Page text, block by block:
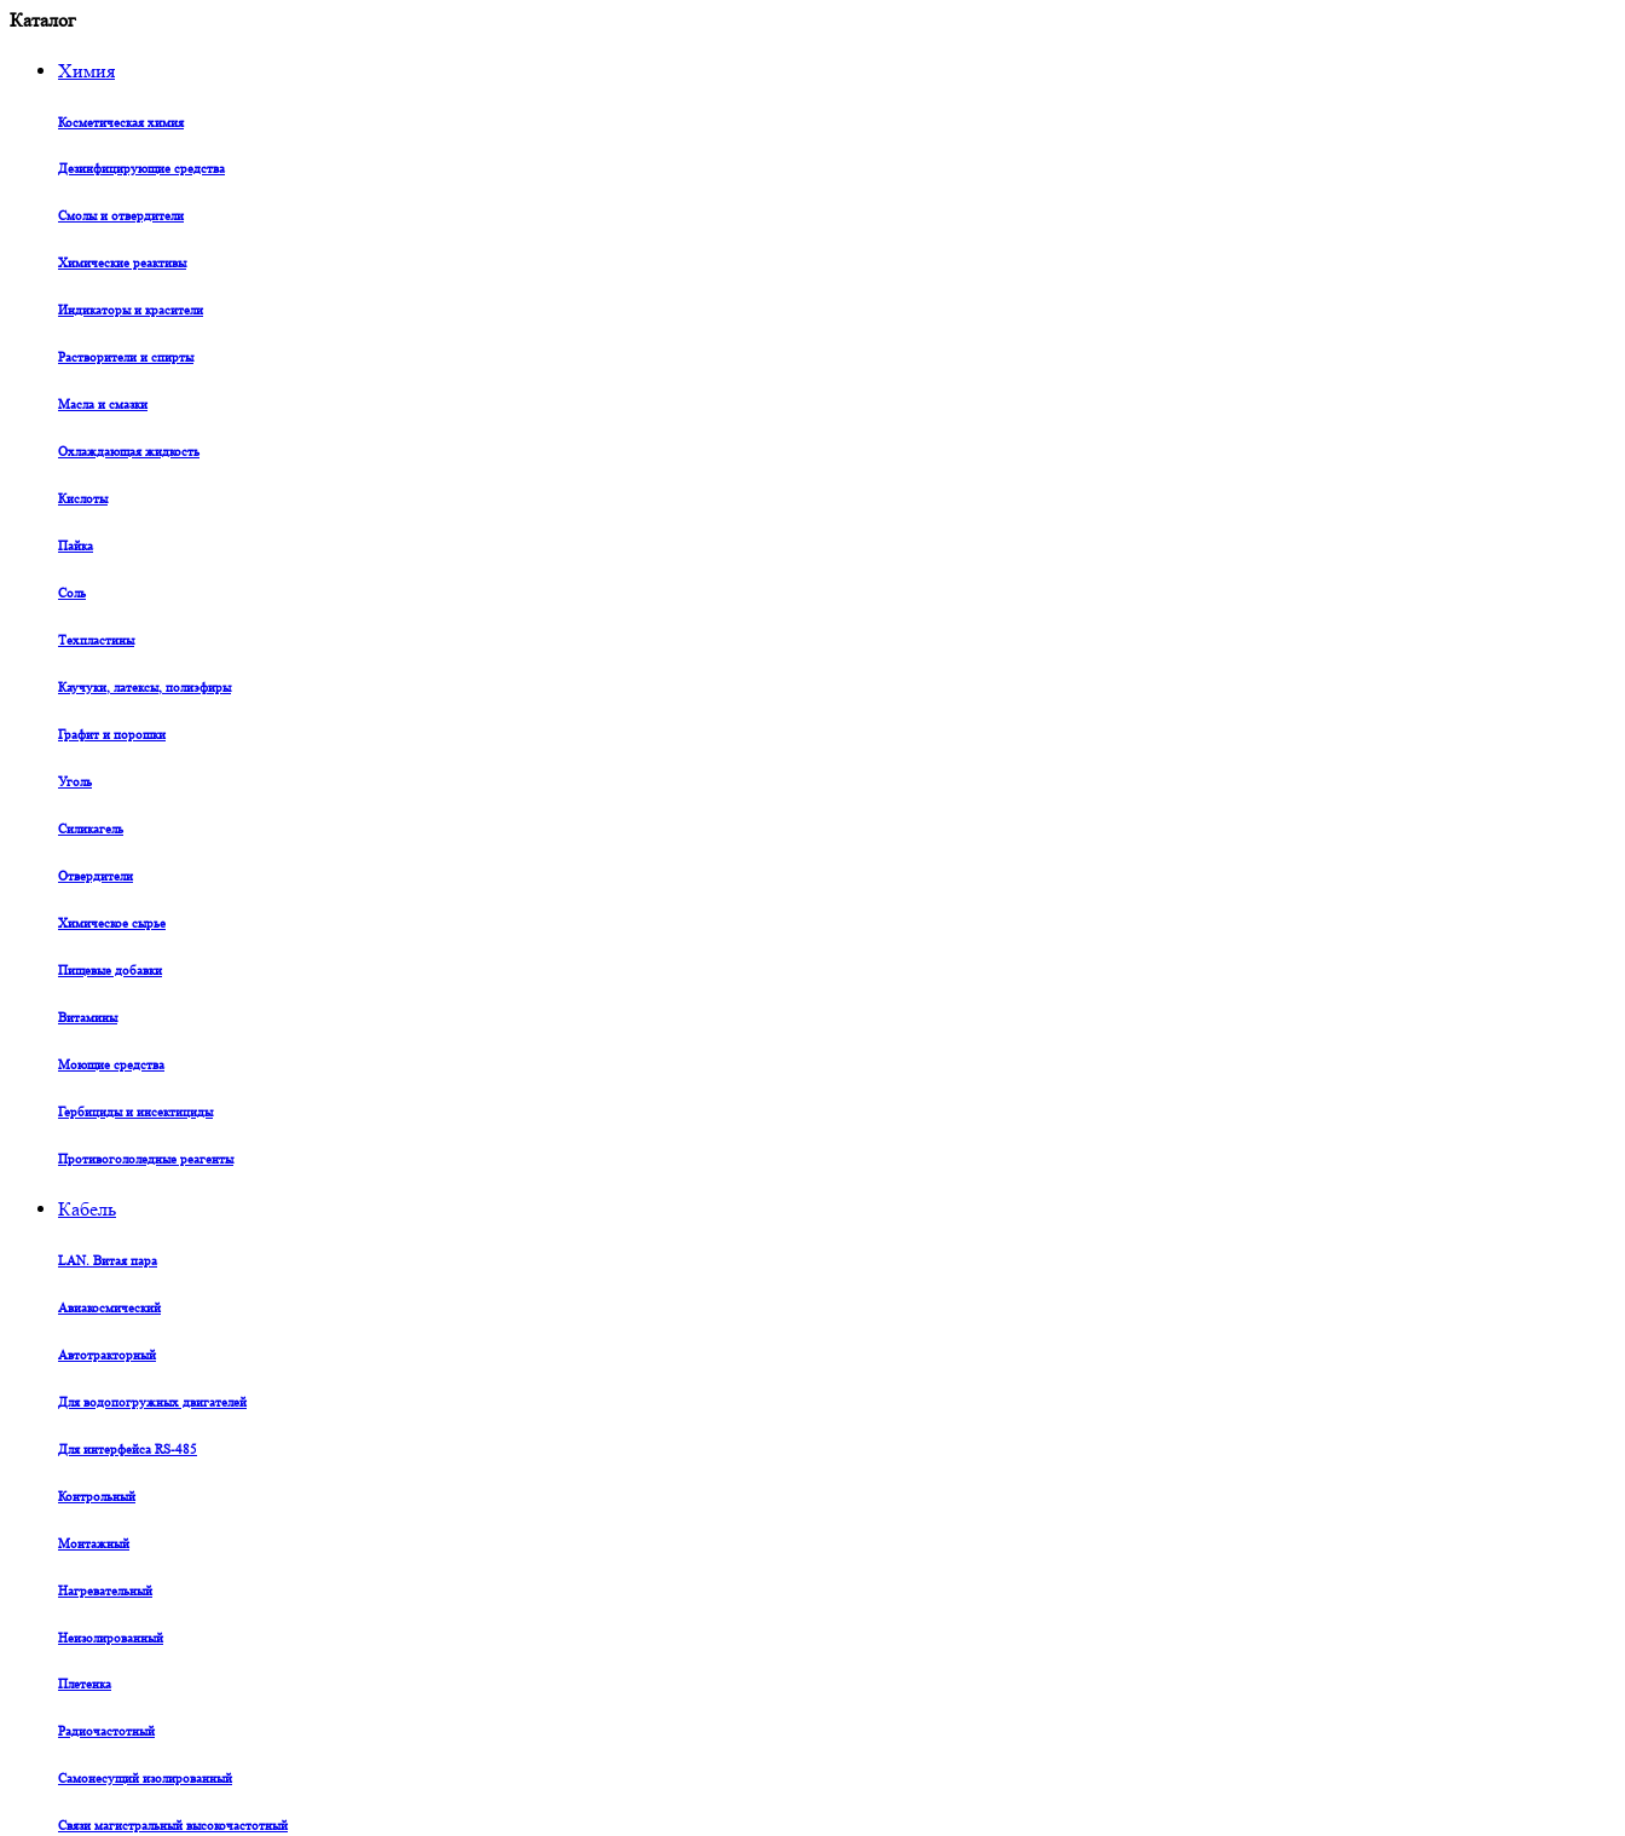
Каталог
Химия
Косметическая химия
Дезинфицирующие средства
Смолы и отвердители
Химические реактивы
Индикаторы и красители
Растворители и спирты
Масла и смазки
Охлаждающая жидкость
Кислоты
Пайка
Соль
Техпластины
Каучуки, латексы, полиэфиры
Графит и порошки
Уголь
Силикагель
Отвердители
Химическое сырье
Пищевые добавки
Витамины
Моющие средства
Гербициды и инсектициды
Противогололедные реагенты
Кабель
LAN. Витая пара
Авиакосмический
Автотракторный
Для водопогружных двигателей
Для интерфейса RS-485
Контрольный
Монтажный
Нагревательный
Неизолированный
Плетенка
Радиочастотный
Самонесущий изолированный
Связи магистральный высокочастотный